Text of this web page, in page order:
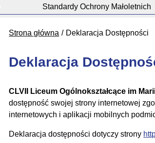
Standardy Ochrony Małoletnich
Strona główna Deklaracja Dostępności
Deklaracja
CLVII Liceum Ogólnokształcące im
dostępność swojejstrony internetowej
internetowych i aplikacji mobilnych
Deklaracja dostępności dotyczy strony